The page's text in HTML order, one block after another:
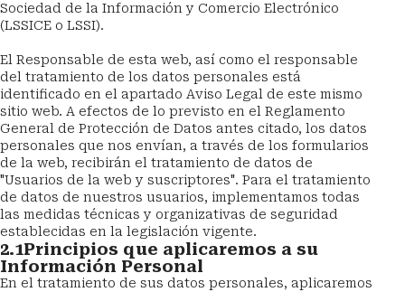
Sociedad de la Información y Comercio Electrónico
(LSSICE o LSSI).
El Responsable de esta web, así como el responsable
del tratamiento de los datos personales está
identificado en el apartado Aviso Legal de este mismo
sitio web. A efectos de lo previsto en el Reglamento
General de Protección de Datos antes citado, los datos
personales que nos envían, a través de los formularios
de la web, recibirán el tratamiento de datos de
"Usuarios de la web y suscriptores". Para el tratamiento
de datos de nuestros usuarios, implementamos todas
las medidas técnicas y organizativas de seguridad
establecidas en la legislación vigente.
2.1Principios que aplicaremos a su
Información Personal
En el tratamiento de sus datos personales, aplicaremos